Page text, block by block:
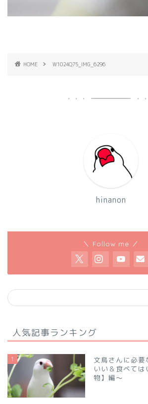
HOME W1024Q75_IMG_6296
hinanon
＼ Follow me ／
人気記事ランキング
1
文鳥さんに必要
いい＆食べて
物】編～